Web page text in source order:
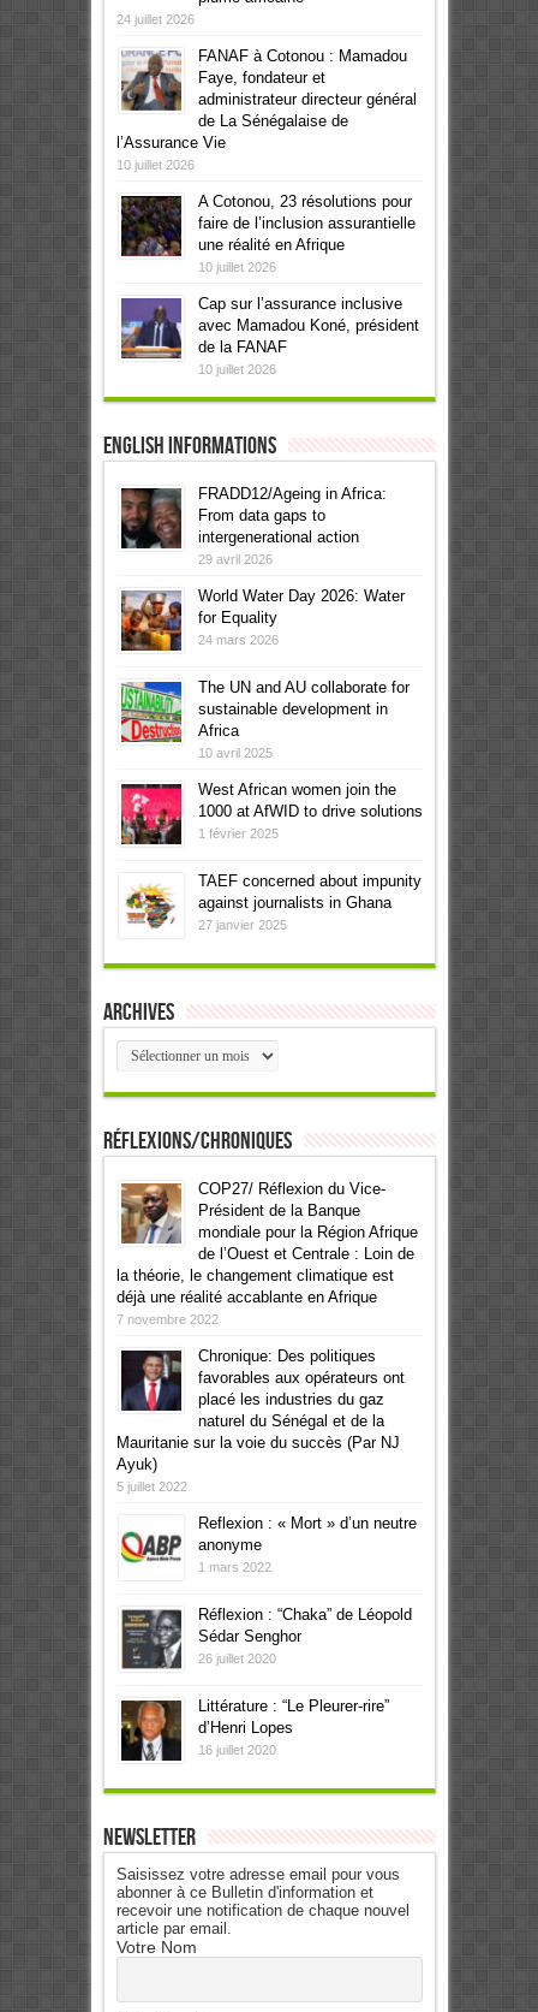
24 juillet 2026
FANAF à Cotonou : Mamadou
Faye, fondateur et
administrateur directeur général
de La Sénégalaise de
l’Assurance Vie
10 juillet 2026
A Cotonou, 23 résolutions pour
faire de l’inclusion assurantielle
une réalité en Afrique
10 juillet 2026
Cap sur l’assurance inclusive
avec Mamadou Koné, président
de la FANAF
10 juillet 2026
English informations
FRADD12/Ageing in Africa:
From data gaps to
intergenerational action
29 avril 2026
World Water Day 2026: Water
for Equality
24 mars 2026
The UN and AU collaborate for
sustainable development in
Africa
10 avril 2025
West African women join the
1000 at AfWID to drive solutions
1 février 2025
TAEF concerned about impunity
against journalists in Ghana
27 janvier 2025
Archives
Archives
Réflexions/Chroniques
COP27/ Réflexion du Vice-
Président de la Banque
mondiale pour la Région Afrique
de l’Ouest et Centrale : Loin de
la théorie, le changement climatique est
déjà une réalité accablante en Afrique
7 novembre 2022
Chronique: Des politiques
favorables aux opérateurs ont
placé les industries du gaz
naturel du Sénégal et de la
Mauritanie sur la voie du succès (Par NJ
Ayuk)
5 juillet 2022
Reflexion : « Mort » d’un neutre
anonyme
1 mars 2022
Réflexion : “Chaka” de Léopold
Sédar Senghor
26 juillet 2020
Littérature : “Le Pleurer-rire”
d’Henri Lopes
16 juillet 2020
Newsletter
Saisissez votre adresse email pour vous
abonner à ce Bulletin d'information et
recevoir une notification de chaque nouvel
article par email.
Votre Nom